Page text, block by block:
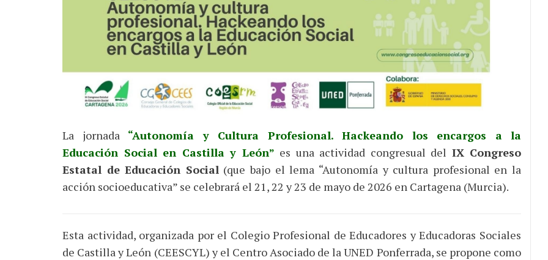
La jornada “Autonomía y Cultura Profesional. Hackeando los encargos a la
Educación Social en Castilla y León” es una actividad congresual del IX Congreso
Estatal de Educación Social (que bajo el lema “Autonomía y cultura profesional en la
acción socioeducativa” se celebrará el 21, 22 y 23 de mayo de 2026 en Cartagena (Murcia).
Esta actividad, organizada por el Colegio Profesional de Educadores y Educadoras Sociales
de Castilla y León (CEESCYL) y el Centro Asociado de la UNED Ponferrada, se propone como